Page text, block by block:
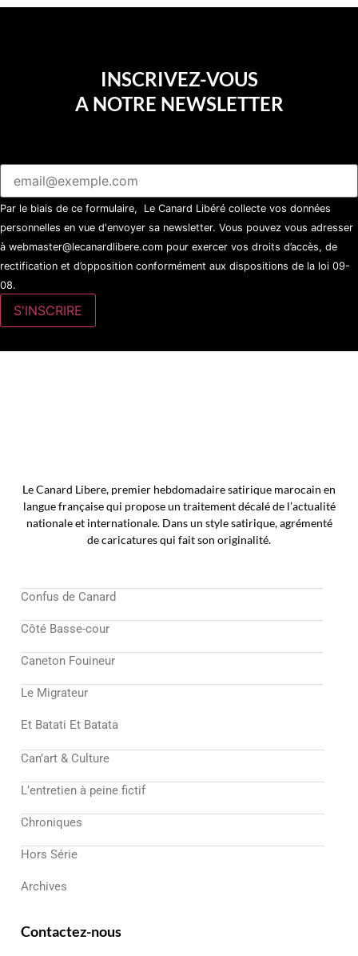
INSCRIVEZ-VOUS
A NOTRE NEWSLETTER
Par le biais de ce formulaire, Le Canard Libéré collecte vos données
personnelles en vue d'envoyer sa newsletter. Vous pouvez vous adresser
à webmaster@lecanardlibere.com pour exercer vos droits d’accès, de
rectification et d’opposition conformément aux dispositions de la loi 09-
08.
Le Canard Libere, premier hebdomadaire satirique marocain en
langue française qui propose un traitement décalé de l’actualité
nationale et internationale. Dans un style satirique, agrémenté
de caricatures qui fait son originalité.
Confus de Canard
Côté Basse-cour
Caneton Fouineur
Le Migrateur
Et Batati Et Batata
Can’art & Culture
L’entretien à peine fictif
Chroniques
Hors Série
Archives
Contactez-nous